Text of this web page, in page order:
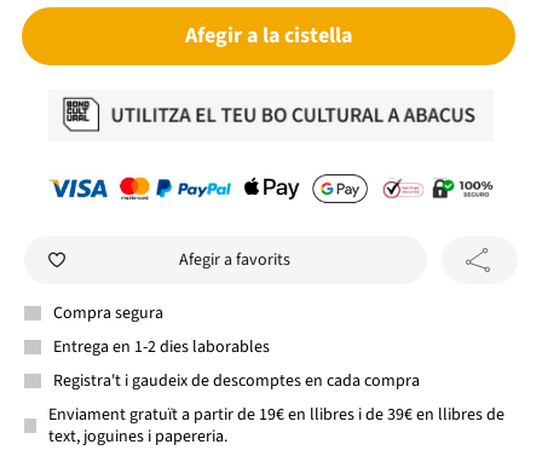
Afegir a la cistella
Afegir a favorits
Compra segura
Entrega en 1-2 dies laborables
Registra't i gaudeix de descomptes en cada compra
Enviament gratuït a partir de 19€ en llibres i de 39€ en llibres de
text, joguines i papereria.